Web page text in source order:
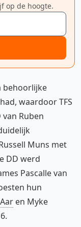
op de hoogte.
behoorlijke
waardoor TFS
Ruben
Muns met
DD werd
Pascalle van
hun
en Myke